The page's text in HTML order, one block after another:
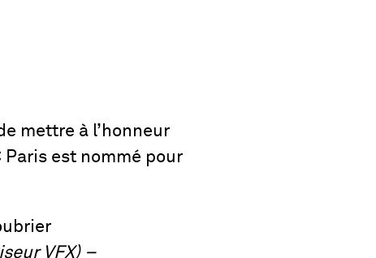
mettre à l’honneur
est nommé pour
VFX) –